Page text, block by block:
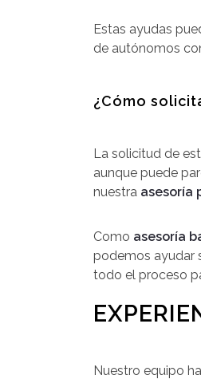
Estas ayudas
de autónomos
¿Cómo
La solicitud de
aunque puede
nuestra asesoría
Como asesoría
podemos ayudar
todo el proceso
Nuestro equipo